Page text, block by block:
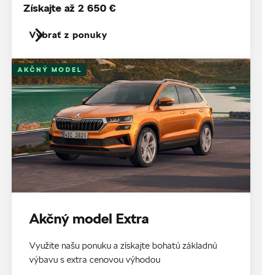
Vybrať z ponuky
Získajte až 2 650 €
AKČNÝ MODEL
Akčný model Extra
Využite našu ponuku a získajte bohatú základnú
výbavu s extra cenovou výhodou